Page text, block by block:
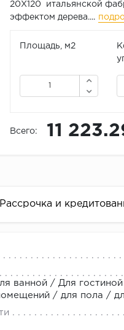
20X120 итальянской
эффектом дерева....
Площадь, м2
Всего: 11
Рассрочка и
ванной / Для
/ для пола /